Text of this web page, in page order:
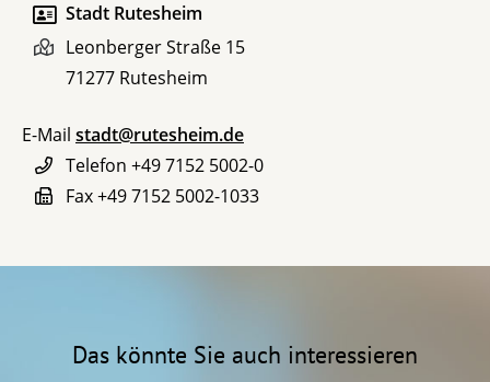
Stadt Rutesheim
Leonberger Straße 15
71277 Rutesheim
E-Mail stadt@rutesheim.de
Telefon +49 7152 5002-0
Fax+49 7152 5002-1033
Das könnte Sie auch interessieren